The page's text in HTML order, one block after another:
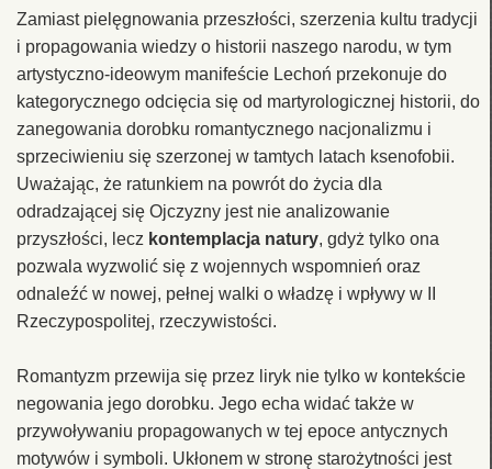
Zamiast pielęgnowania przeszłości, szerzenia kultu tradycji
i propagowania wiedzy o historii naszego narodu, w tym
artystyczno-ideowym manifeście Lechoń przekonuje do
kategorycznego odcięcia się od martyrologicznej historii, do
zanegowania dorobku romantycznego nacjonalizmu i
sprzeciwieniu się szerzonej w tamtych latach ksenofobii.
Uważając, że ratunkiem na powrót do życia dla
odradzającej się Ojczyzny jest nie analizowanie
przyszłości, lecz kontemplacja natury, gdyż tylko ona
pozwala wyzwolić się z wojennych wspomnień oraz
odnaleźć w nowej, pełnej walki o władzę i wpływy w II
Rzeczypospolitej, rzeczywistości.
Romantyzm przewija się przez liryk nie tylko w kontekście
negowania jego dorobku. Jego echa widać także w
przywoływaniu propagowanych w tej epoce antycznych
motywów i symboli. Ukłonem w stronę starożytności jest